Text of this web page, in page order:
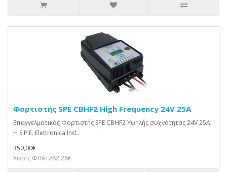
Φορτιστής SPE CBHF2 High Frequency 24V 25A
Επαγγελματικός Φορτιστής SPE CBHF2 Υψηλής συχνότητας 24V 25A
Η S.P.E. Elettronica Ind..
350,00€
Χωρίς ΦΠΑ: 282,26€